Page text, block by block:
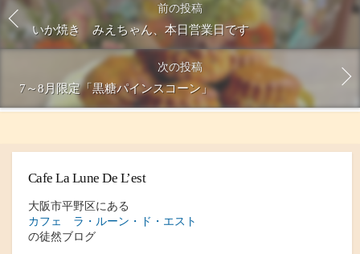
前の投稿
いか焼き みえちゃん、本日営業日です
次の投稿
7～8月限定「黒糖パインスコーン」
Cafe La Lune De L’est
大阪市平野区にある
カフェ ラ・ルーン・ド・エスト
の徒然ブログ